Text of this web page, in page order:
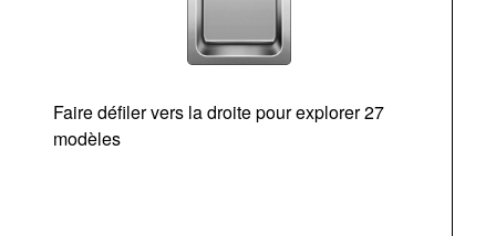
Faire défiler vers la droite pour explorer 27
modèles